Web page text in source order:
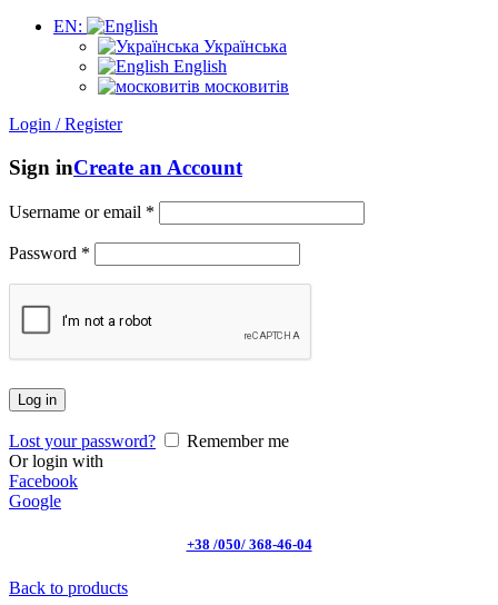
EN:
Українська
English
московитів
Login / Register
Sign inCreate an Account
Username or email *
Password *
Log in
Lost your password?
Remember me
Or login with
Facebook
Google
+38 /050/ 368-46-04
Back to products